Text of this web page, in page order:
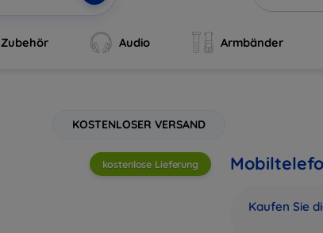
Zubehör Audio Armbänder
KOSTENLOSER VERSAND
kostenlose Lieferung
Kaufen Sie